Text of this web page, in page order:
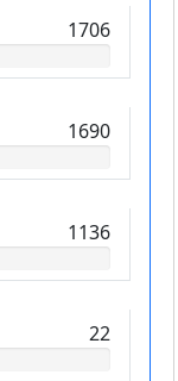
1706
1690
1136
22